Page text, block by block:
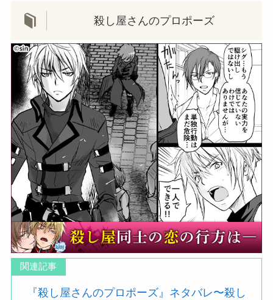
殺し屋さんのプロポーズ
関連記事
『殺し屋さんのプロポーズ』ネタバレ〜殺し